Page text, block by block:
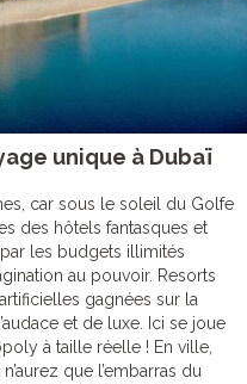
unique à Dubaï
car sous le soleil du Golfe
des hôtels fantasques et
les budgets illimités
au pouvoir. Resorts
gagnées sur la
et de luxe. Ici se joue
à taille réelle ! En ville,
que l’embarras du